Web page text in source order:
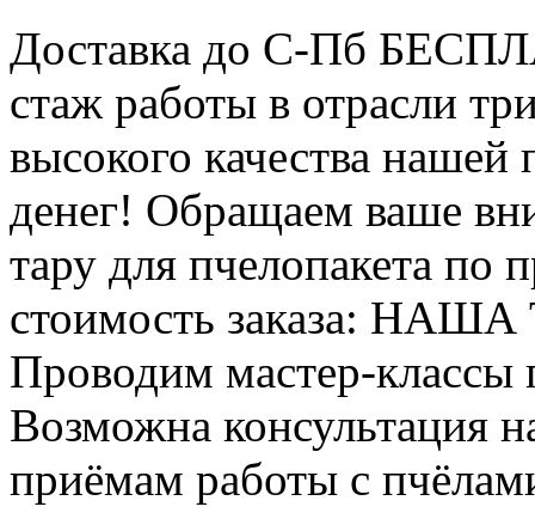
Доставка до С-Пб
стаж работы в отрасли
высокого качества
денег! Обращаем ваше
тару для пчелопакета по
стоимость заказа:
Проводим мастер-классы
Возможна консультация
приёмам работы с